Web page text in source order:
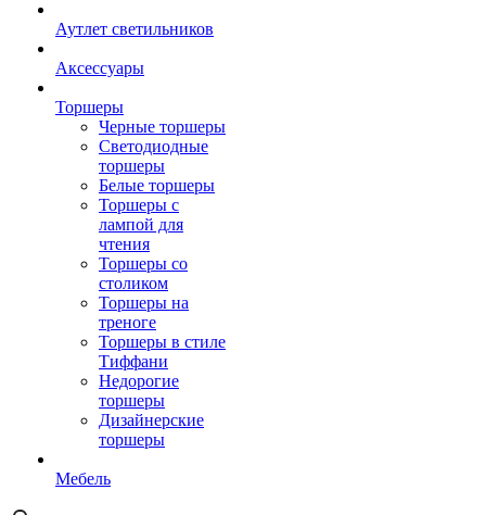
Аутлет светильников
Аксессуары
Торшеры
Черные торшеры
Светодиодные
торшеры
Белые торшеры
Торшеры с
лампой для
чтения
Торшеры со
столиком
Торшеры на
треноге
Торшеры в стиле
Тиффани
Недорогие
торшеры
Дизайнерские
торшеры
Мебель